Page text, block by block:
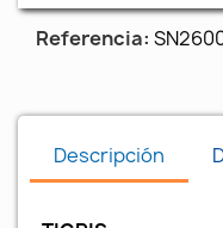
Referencia
Descripción